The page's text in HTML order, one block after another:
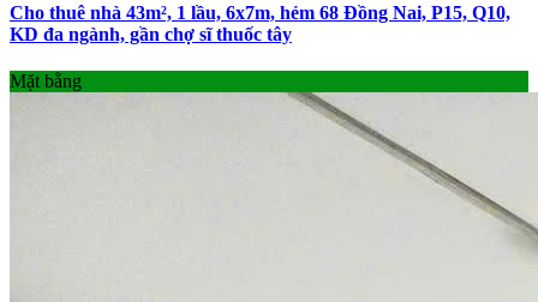
Cho thuê nhà 43m², 1 lầu, 6x7m, hẻm 68 Đồng Nai, P15, Q10,
KD đa ngành, gần chợ sĩ thuốc tây
Mặt bằng